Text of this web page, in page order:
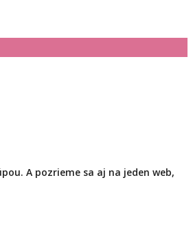
A pozrieme sa aj na jeden web,